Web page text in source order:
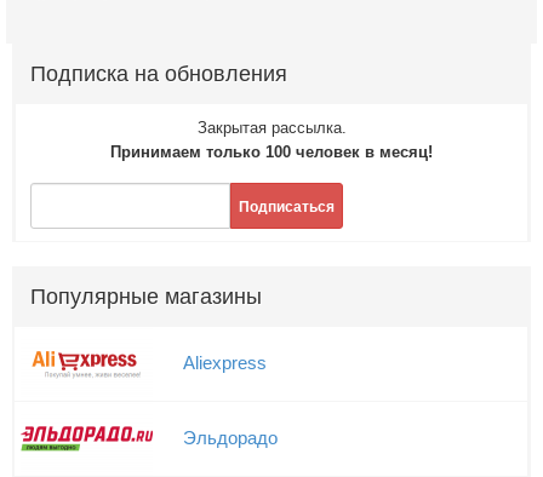
Подписка на обновления
Закрытая рассылка.
Принимаем только 100 человек в месяц!
Подписаться
Популярные магазины
Aliexpress
Эльдорадо